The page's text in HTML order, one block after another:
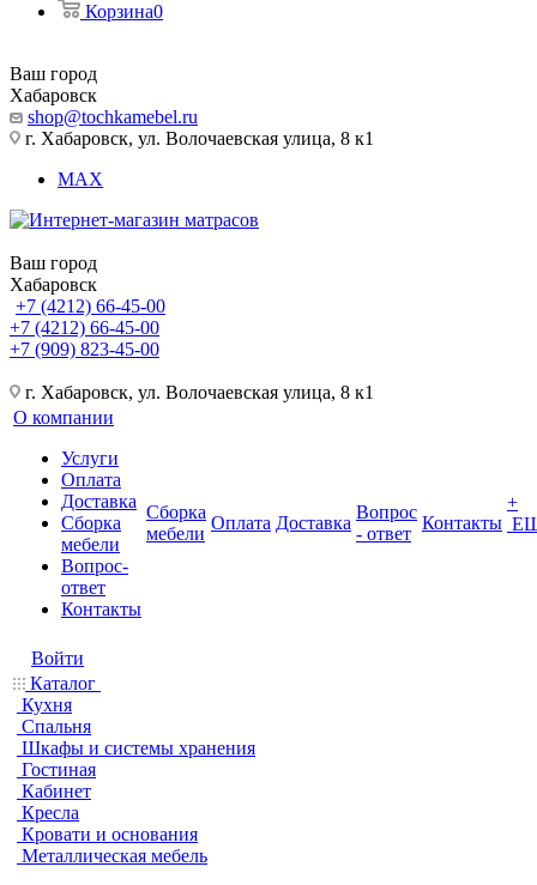
Корзина0
Ваш город
Хабаровск
shop@tochkamebel.ru
г. Хабаровск, ул. Волочаевская улица, 8 к1
MAX
Ваш город
Хабаровск
+7 (4212) 66-45-00
+7 (4212) 66-45-00
+7 (909) 823-45-00
г. Хабаровск, ул. Волочаевская улица, 8 к1
О компании
Услуги
Оплата
Доставка
Сборка
мебели
Вопрос-
ответ
Контакты
Сборка
мебели
Оплата Доставка
Вопрос
- ответ
Контакты
+
Войти
Каталог
Кухня
Спальня
Шкафы и системы хранения
Гостиная
Кабинет
Кресла
Кровати и основания
Металлическая мебель